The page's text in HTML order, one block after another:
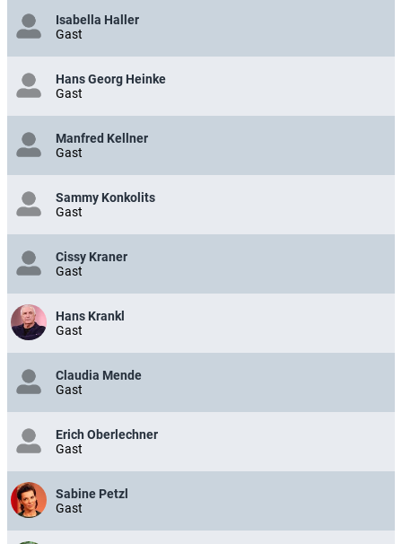
Isabella Haller
Gast
Hans Georg Heinke
Gast
Manfred Kellner
Gast
Sammy Konkolits
Gast
Cissy Kraner
Gast
Hans Krankl
Gast
Claudia Mende
Gast
Erich Oberlechner
Gast
Sabine Petzl
Gast